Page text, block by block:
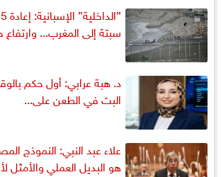
سبتة إلى المغرب...
د. هبة عرابي: أول حكم
البت في الطعن على...
علاء عبد النبي: النموذج
هو البديل العملي والأمثل